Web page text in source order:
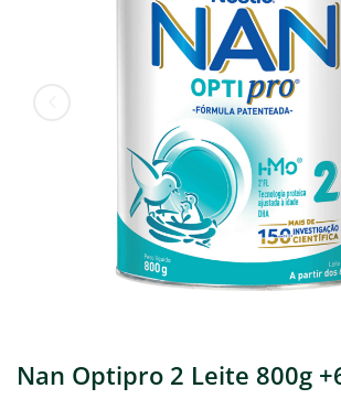
Nan Optipro 2 Leite 800g